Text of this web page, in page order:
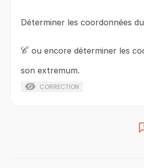
Déterminer les coordonnées
\mathscr{C}
C ou encore déterminer les
son extremum.
CORRECTION